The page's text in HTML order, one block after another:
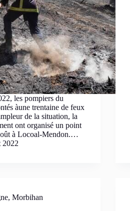
les pompiers du
àune trentaine de feux
de la situation, la
ont organisé un point
à Locoal-Mendon.…
2022
, Morbihan